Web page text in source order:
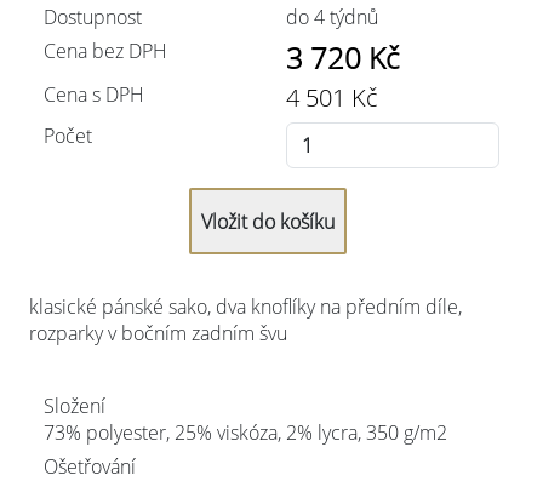
Dostupnost
do 4 týdnů
Cena bez DPH
3 720 Kč
Cena s DPH 4 501 Kč
Počet
klasické pánské sako, dva knoflíky na předním díle,
rozparky v bočním zadním švu
Složení
73% polyester, 25% viskóza, 2% lycra, 350 g/m2
Ošetřování